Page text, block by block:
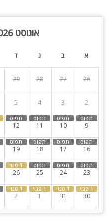
אפייה, מקרר, כיריים, מתקן
ניתן ללון עד 30 איש. הוילה מתאימה
בקרבה)
אוגוסט 2026
א ב ג ד
26
27
28
29
2
3
4
5
9
10
11
12
16
17
18
19
23
24
25
26
30
31
1
2